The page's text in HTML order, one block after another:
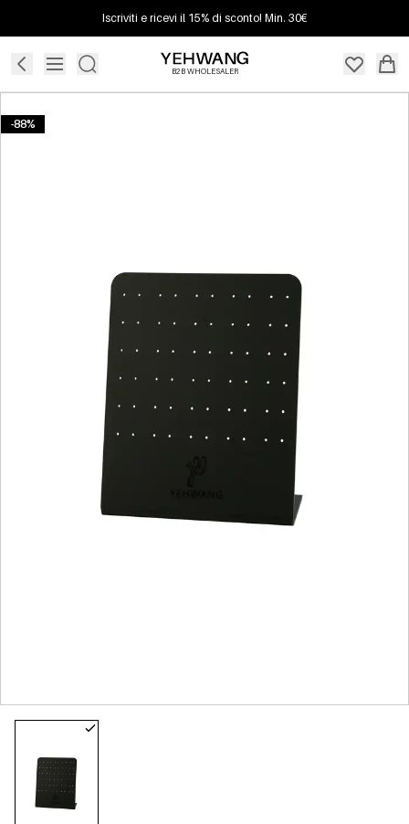
Iscriviti e ricevi il 15% di sconto! Min. 30€
B2B WHOLESALER
-88%